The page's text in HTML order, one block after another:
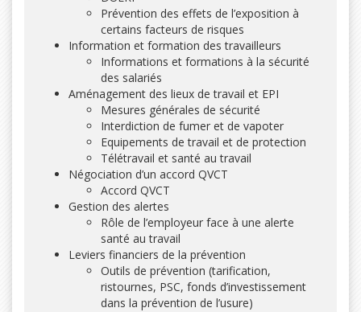
Prévention des effets de l’exposition à
certains facteurs de risques
Information et formation des travailleurs
Informations et formations à la sécurité
des salariés
Aménagement des lieux de travail et EPI
Mesures générales de sécurité
Interdiction de fumer et de vapoter
Equipements de travail et de protection
Télétravail et santé au travail
Négociation d’un accord QVCT
Accord QVCT
Gestion des alertes
Rôle de l’employeur face à une alerte
santé au travail
Leviers financiers de la prévention
Outils de prévention (tarification,
ristournes, PSC, fonds d’investissement
dans la prévention de l’usure)